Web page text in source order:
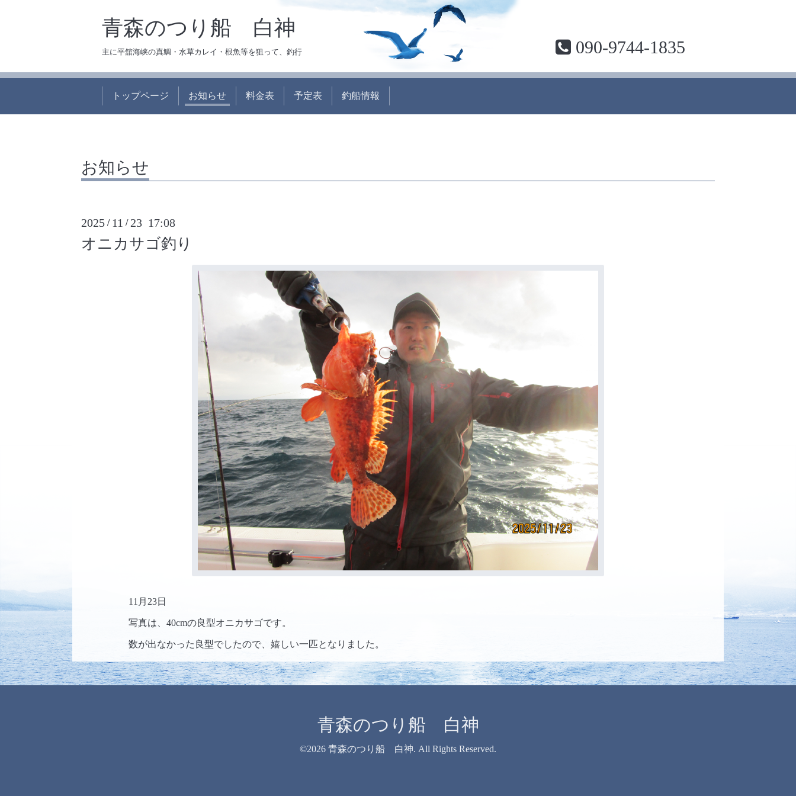
青森のつり船 白神
主に平舘海峡の真鯛・水草カレイ・根魚等を狙って、釣行 090-9744-1835
トップページ お知らせ 料金表 予定表 釣船情報
お知らせ
2025 / 11 / 23 17:08
オニカサゴ釣り
11月23日
写真は、40cmの良型オニカサゴです。
数が出なかった良型でしたので、嬉しい一匹となりました。
青森のつり船 白神
©2026 青森のつり船 白神. All Rights Reserved.